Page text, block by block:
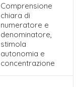
Comprensione
chiara di
numeratore e
denominatore,
stimola
autonomia e
concentrazione